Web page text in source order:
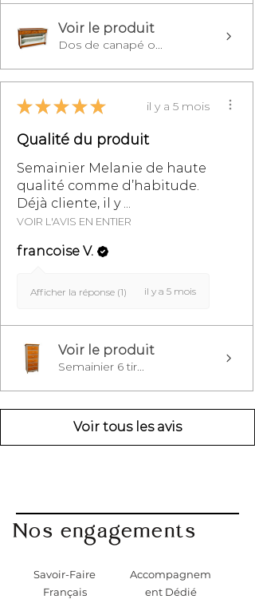
Voir le produit
Dos de canapé o...
★ ★ ★ ★ ★ il y a 5 mois
Qualité du produit
Semainier Melanie de haute
qualité comme d’habitude.
Déjà cliente, il y ...
VOIR L'AVIS EN ENTIER
francoise V.
Afficher la réponse (1) il y a 5 mois
Voir le produit
Semainier 6 tir...
Voir tous les avis
Nos engagements
Savoir-Faire
Français
Accompagnem
ent Dédié